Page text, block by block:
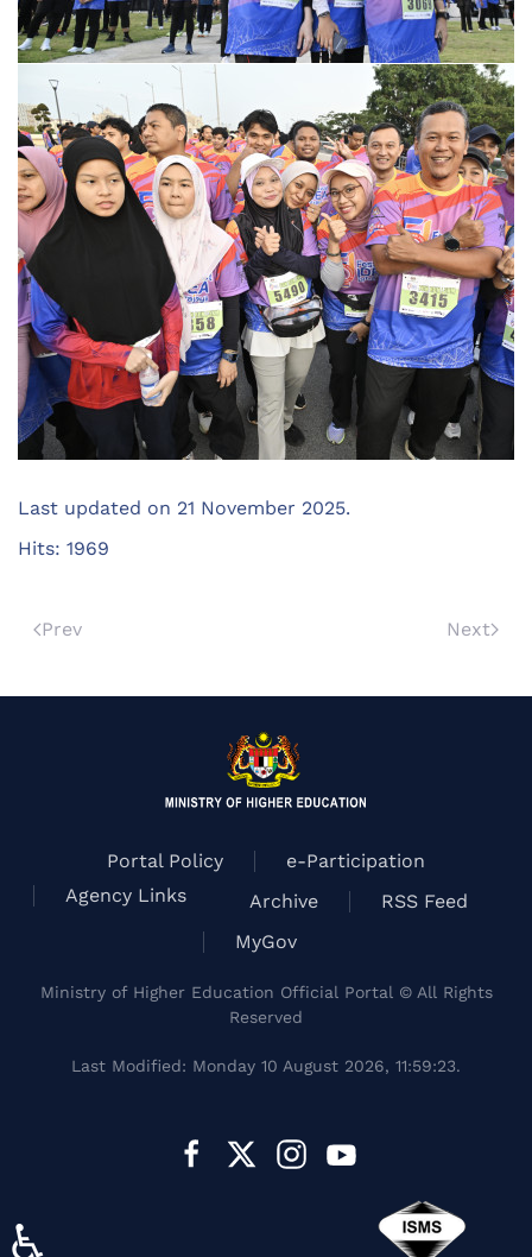
Last updated on 21 November 2025.
Hits: 1969
Prev Next
Portal Policy
e-Participation
Agency Links
Archive
RSS Feed
MyGov
Ministry of Higher Education Official Portal © All Rights
Reserved
Last Modified: Monday 10 August 2026, 11:59:23.